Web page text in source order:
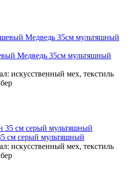
Медведь 35см мультяшный
искусственный мех, текстиль
см серый мультяшный
искусственный мех, текстиль